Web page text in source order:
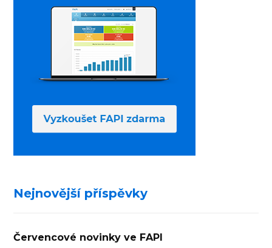
Nejnovější příspěvky
Červencové novinky ve FAPI